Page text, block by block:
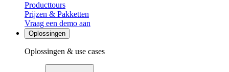
Producttours
Prijzen & Pakketten
Vraag een demo aan
Oplossingen
Oplossingen & use cases